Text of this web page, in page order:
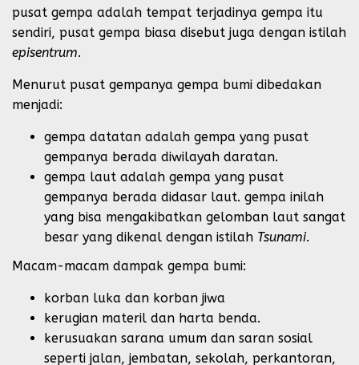
pusat gempa adalah tempat terjadinya gempa itu
sendiri, pusat gempa biasa disebut juga dengan istilah
episentrum.
Menurut pusat gempanya gempa bumi dibedakan
menjadi:
gempa datatan adalah gempa yang pusat
gempanya berada diwilayah daratan.
gempa laut adalah gempa yang pusat
gempanya berada didasar laut. gempa inilah
yang bisa mengakibatkan gelomban laut sangat
besar yang dikenal dengan istilah Tsunami.
Macam-macam dampak gempa bumi:
korban luka dan korban jiwa
kerugian materil dan harta benda.
kerusuakan sarana umum dan saran sosial
seperti jalan, jembatan, sekolah, perkantoran,